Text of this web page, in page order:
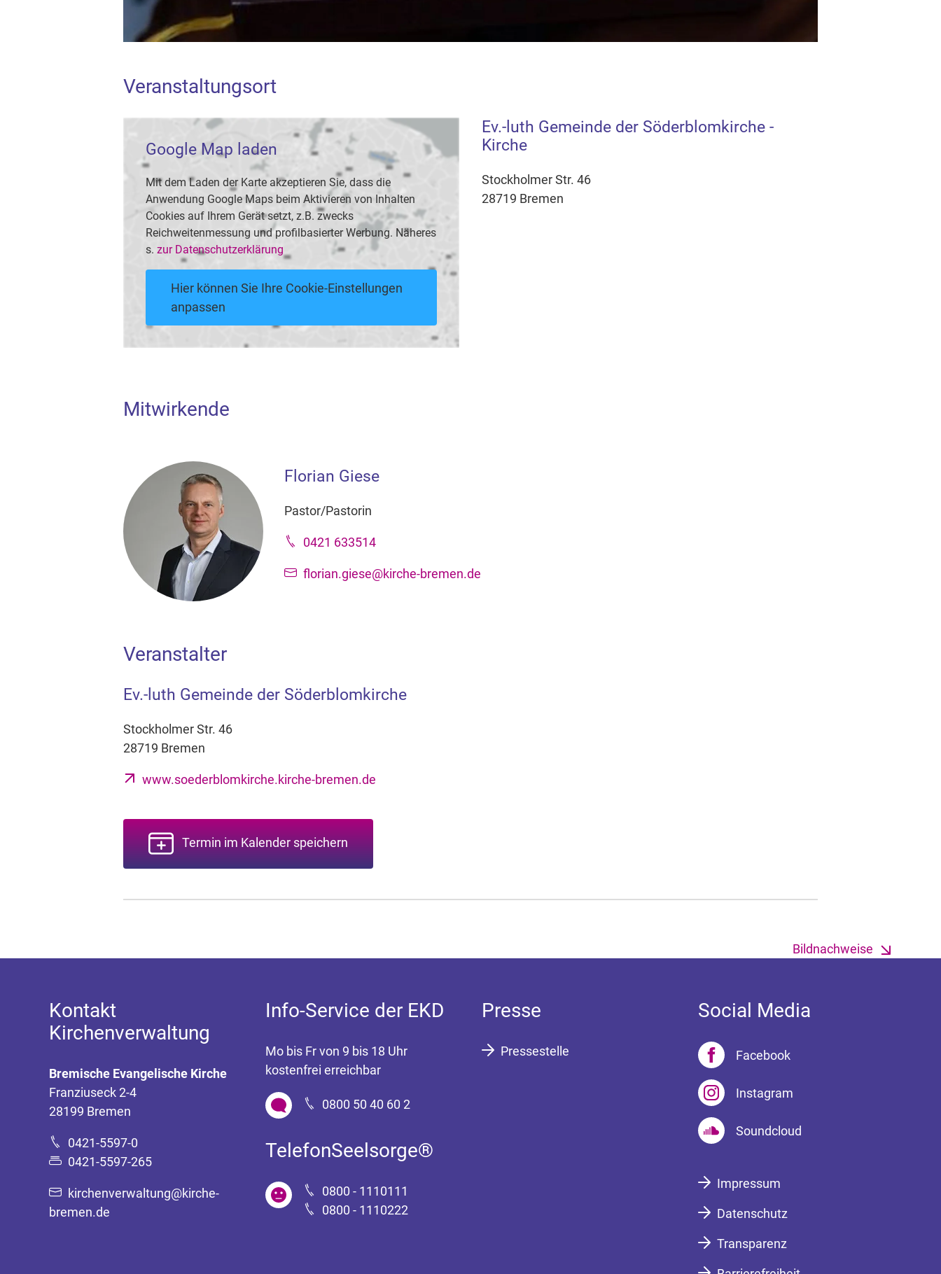
Veranstaltungsort
Google Map laden
Mit dem Laden der Karte akzeptieren Sie, dass die
Anwendung Google Maps beim Aktivieren von Inhalten
Cookies auf Ihrem Gerät setzt, z.B. zwecks
Reichweitenmessung und profilbasierter Werbung. Näheres
s. zur Datenschutzerklärung
Hier können Sie Ihre Cookie-Einstellungen
anpassen
Ev.-luth Gemeinde der Söderblomkirche -
Kirche
Stockholmer Str. 46
28719 Bremen
Mitwirkende
Florian Giese
Pastor/Pastorin
0421 633514
florian.giese@kirche-bremen.de
Veranstalter
Ev.-luth Gemeinde der Söderblomkirche
Stockholmer Str. 46
28719 Bremen
www.soederblomkirche.kirche-bremen.de
Termin im Kalender speichern
Bildnachweise
Kontakt
Kirchenverwaltung
Bremische Evangelische Kirche
Franziuseck 2-4
28199 Bremen
0421-5597-0
0421-5597-265
kirchenverwaltung@kirche-
bremen.de
Info-Service der EKD
Mo bis Fr von 9 bis 18 Uhr
kostenfrei erreichbar
0800 50 40 60 2
TelefonSeelsorge®
0800 - 1110111
0800 - 1110222
Presse
Pressestelle
Social Media
Facebook
Instagram
Soundcloud
Impressum
Datenschutz
Transparenz